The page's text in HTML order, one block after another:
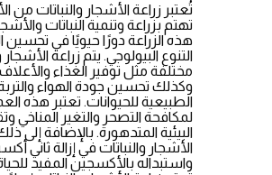
تُعتبر زراعة الأشجار والنباتات من
تهتم بزراعة وتنمية النباتات
هذه الزراعة دورًا حيويًا في تحسين
التنوع البيولوجي. يتم زراعة
مختلفة مثل توفير الغذاء
وكذلك تحسين جودة الهواء
الطبيعية للحيوانات. تعتبر هذه
لمكافحة التصحر والتغير المناخي
البيئية المتدهورة. بالإضافة إلى
الأشجار والنباتات في إزالة ثاني
واستبداله بالأكسجين المفيد